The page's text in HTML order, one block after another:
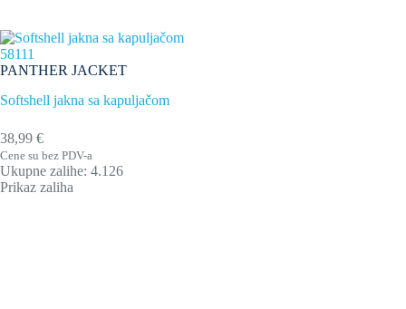
58111
PANTHER JACKET
Softshell jakna sa kapuljačom
38,99 €
Cene su bez PDV-a
Ukupne zalihe: 4.126
Prikaz zaliha